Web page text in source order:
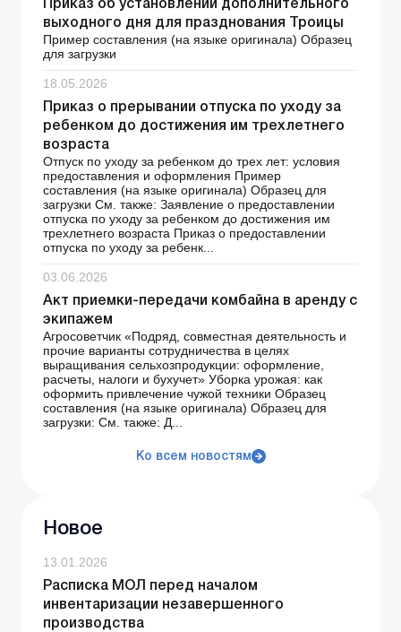
Приказ об установлении дополнительного
выходного дня для празднования Троицы
Пример составления (на языке оригинала) Образец
для загрузки
18.05.2026
Приказ о прерывании отпуска по уходу за
ребенком до достижения им трехлетнего
возраста
Отпуск по уходу за ребенком до трех лет: условия
предоставления и оформления Пример
составления (на языке оригинала) Образец для
загрузки См. также: Заявление о предоставлении
отпуска по уходу за ребенком до достижения им
трехлетнего возраста Приказ о предоставлении
отпуска по уходу за ребенк...
03.06.2026
Акт приемки-передачи комбайна в аренду с
экипажем
Агросоветчик «Подряд, совместная деятельность и
прочие варианты сотрудничества в целях
выращивания сельхозпродукции: оформление,
расчеты, налоги и бухучет» Уборка урожая: как
оформить привлечение чужой техники Образец
составления (на языке оригинала) Образец для
загрузки: См. также: Д...
Ко всем новостям
Новое
13.01.2026
Расписка МОЛ перед началом
инвентаризации незавершенного
производства